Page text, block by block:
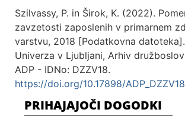
Szilvassy, P. in Širok, K. (2022).
zavzetosti zaposlenih v primarnem
varstvu, 2018 [Podatkovna
Univerza v Ljubljani, Arhiv
ADP - IDNo: DZZV18.
https://doi.org/10.17898/
PRIHAJAJOČI DOGODKI